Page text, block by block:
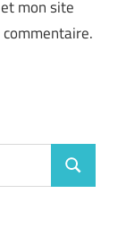
mon site
Search